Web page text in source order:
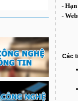
-
-
Các